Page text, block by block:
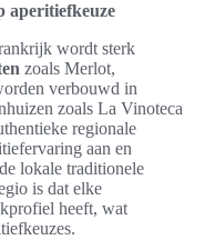
aperitiefkeuze
wordt sterk
zoals Merlot,
verbouwd in
zoals La Vinoteca
regionale
aan en
lokale traditionele
is dat elke
heeft, wat